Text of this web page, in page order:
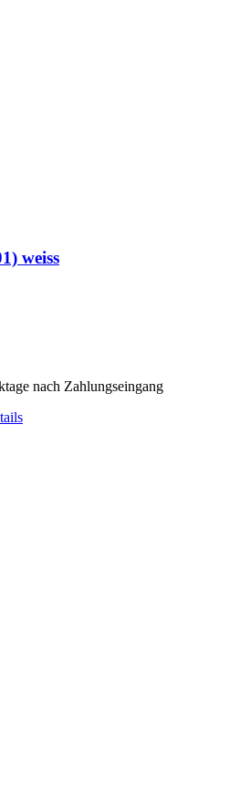
weiss
nach Zahlungseingang